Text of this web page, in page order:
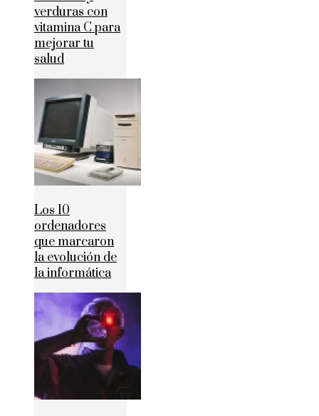
verduras con
vitamina C para
mejorar tu
salud
Los 10
ordenadores
que marcaron
la evolución de
la informática